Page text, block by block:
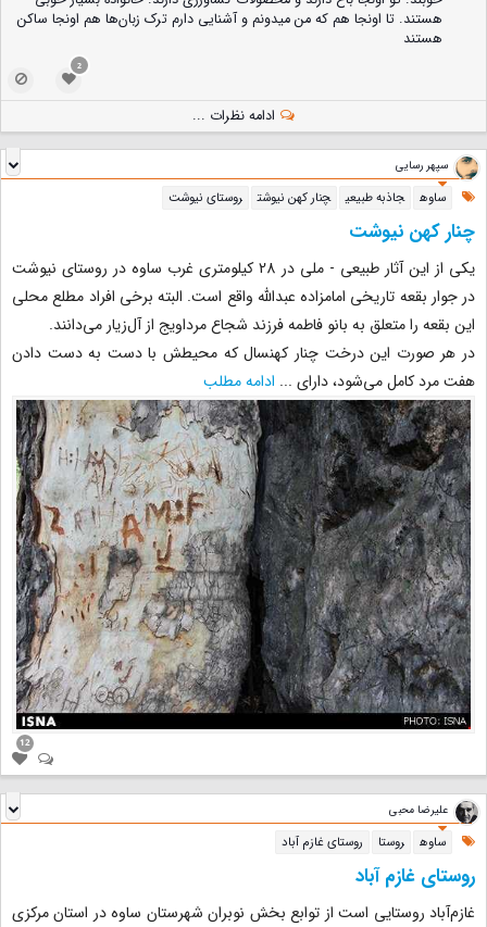
هستند. تا اونجا هم که من میدونم و آشنایی دارم ترک زبان‌ها هم اونجا ساکن
هستند
2
ادامه نظرات ...
سپهر رسایی
ساوه جاذبه طبیعی چنار کهن نیوشت روستای نیوشت
چنار کهن نیوشت
یکی از این آثار طبیعی - ملی در 28 کیلومتری غرب ساوه در روستای نیوشت
در جوار بقعه تاریخی امامزاده عبدالله واقع است. البته برخی افراد مطلع محلی
این بقعه را متعلق به بانو فاطمه فرزند شجاع مرداویج از آل‌زیار می‌دانند.
در هر صورت این درخت چنار کهنسال که محیطش با دست به دست دادن
هفت مرد کامل می‌شود، دارای ... ادامه مطلب
12
علیرضا محبی
ساوه روستا روستای غازم آباد
روستای غازم آباد
غازم‌آباد روستایی است از توابع بخش نوبران شهرستان ساوه در استان مرکزی